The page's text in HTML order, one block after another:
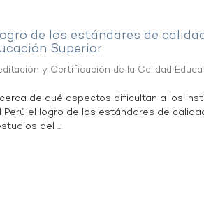
de los estándares de
Superior
y Certificación de la Calidad
de qué aspectos dificultan a los
el logro de los estándares de
del ...